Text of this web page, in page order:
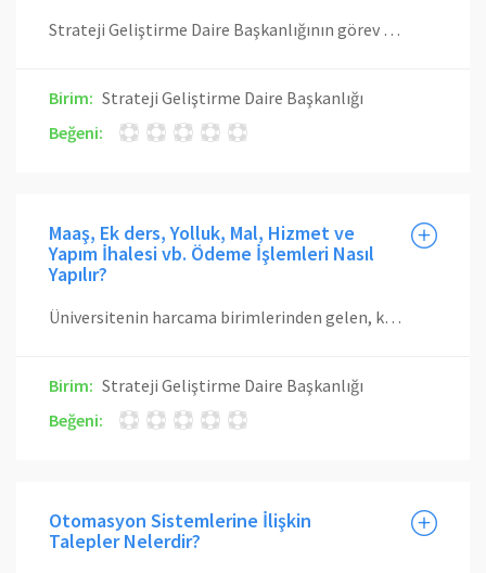
Strateji Geliştirme Daire Başkanlığının görev alanına ilişkin mevzuat değişikliklerinin kurum personeline aktarılmasına yönelik çeşitli eğitimler düzenler ve diğer kurumların eğitimlerine katılmalarına ilişkin organizasyon sağlanır.
Birim: Strateji Geliştirme Daire Başkanlığı
Beğeni:
Maaş, Ek ders, Yolluk, Mal, Hizmet ve
Yapım İhalesi vb. Ödeme İşlemleri Nasıl
Yapılır?
Üniversitenin harcama birimlerinden gelen, kontrolü yapılan, Ödeme Emri Belgesi, Muhasebe Yetkilisine verilir. Yetkililerin imzaları, hak sahibinin kimliği, mevzuatta belirtilen belgelerin eklenip eklenmediği ve ödeme emri belgesindeki maddi hata kontrol edilir. Vezne servisince hak sahibinin banka hesabına aktarılır.
Birim: Strateji Geliştirme Daire Başkanlığı
Beğeni:
Otomasyon Sistemlerine İlişkin
Talepler Nelerdir?